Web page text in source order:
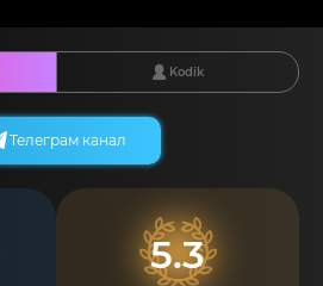
Kodik
5.3
Телеграм канал